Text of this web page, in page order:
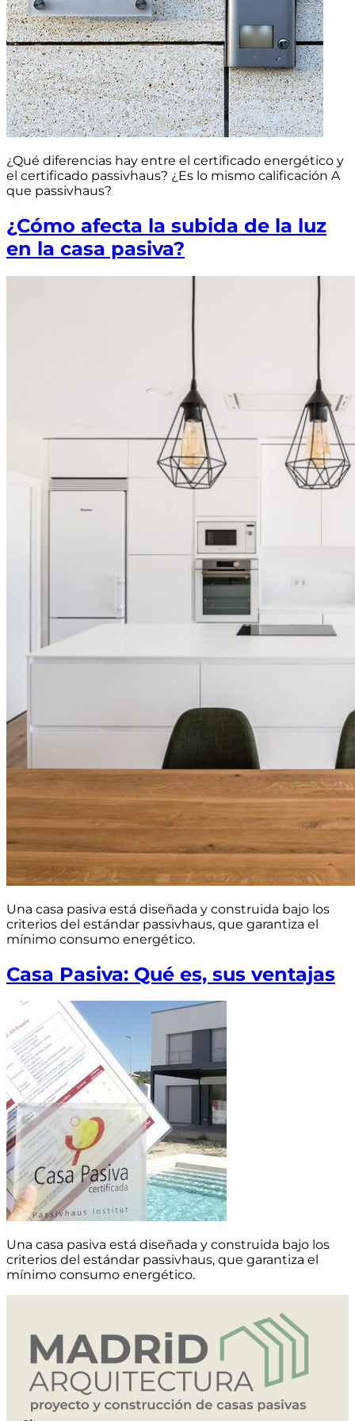
¿Qué diferencias hay entre el certificado energético y
el certificado passivhaus? ¿Es lo mismo calificación A
que passivhaus?
¿Cómo afecta la subida de la luz
en la casa pasiva?
Una casa pasiva está diseñada y construida bajo los
criterios del estándar passivhaus, que garantiza el
mínimo consumo energético.
Casa Pasiva: Qué es, sus ventajas
Una casa pasiva está diseñada y construida bajo los
criterios del estándar passivhaus, que garantiza el
mínimo consumo energético.